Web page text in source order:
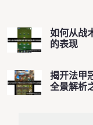
如何从战
的表现
揭开法甲
全景解析